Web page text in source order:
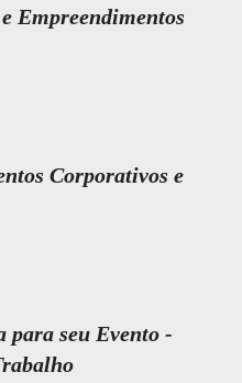
Empreendimentos
Corporativos e
seu Evento -